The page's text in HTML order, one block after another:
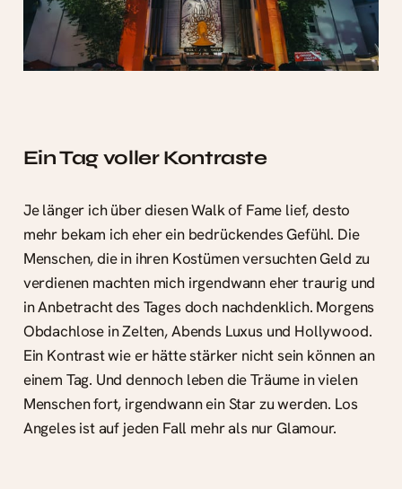
Ein Tag voller Kontraste
Je länger ich über diesen Walk of Fame lief, desto
mehr bekam ich eher ein bedrückendes Gefühl. Die
Menschen, die in ihren Kostümen versuchten Geld zu
verdienen machten mich irgendwann eher traurig und
in Anbetracht des Tages doch nachdenklich. Morgens
Obdachlose in Zelten, Abends Luxus und Hollywood.
Ein Kontrast wie er hätte stärker nicht sein können an
einem Tag. Und dennoch leben die Träume in vielen
Menschen fort, irgendwann ein Star zu werden. Los
Angeles ist auf jeden Fall mehr als nur Glamour.